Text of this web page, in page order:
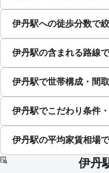
伊丹駅への徒歩分数で
伊丹駅の含まれる路線
伊丹駅で世帯構成・間
伊丹駅でこだわり条件
伊丹駅の平均家賃相場
伊丹